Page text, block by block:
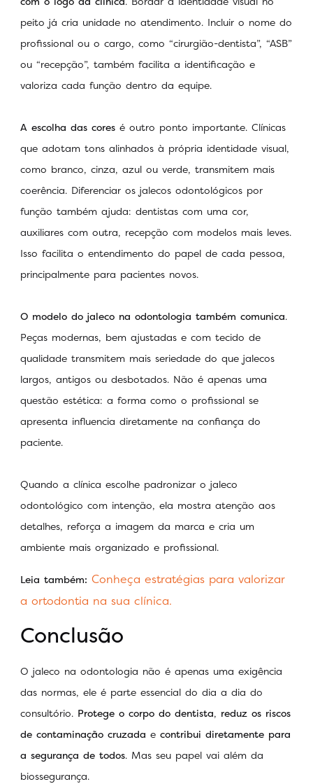
peito já cria unidade no atendimento. Incluir o nome do
profissional ou o cargo, como “cirurgião-dentista”, “ASB”
ou “recepção”, também facilita a identificação e
valoriza cada função dentro da equipe.
A escolha das cores é outro ponto importante. Clínicas
que adotam tons alinhados à própria identidade visual,
como branco, cinza, azul ou verde, transmitem mais
coerência. Diferenciar os jalecos odontológicos por
função também ajuda: dentistas com uma cor,
auxiliares com outra, recepção com modelos mais leves.
Isso facilita o entendimento do papel de cada pessoa,
principalmente para pacientes novos.
O modelo do jaleco na odontologia também comunica.
Peças modernas, bem ajustadas e com tecido de
qualidade transmitem mais seriedade do que jalecos
largos, antigos ou desbotados. Não é apenas uma
questão estética: a forma como o profissional se
apresenta influencia diretamente na confiança do
paciente.
Quando a clínica escolhe padronizar o jaleco
odontológico com intenção, ela mostra atenção aos
detalhes, reforça a imagem da marca e cria um
ambiente mais organizado e profissional.
Leia também: Conheça estratégias para valorizar
a ortodontia na sua clínica.
Conclusão
O jaleco na odontologia não é apenas uma exigência
das normas, ele é parte essencial do dia a dia do
consultório. Protege o corpo do dentista, reduz os riscos
de contaminação cruzada e contribui diretamente para
a segurança de todos. Mas seu papel vai além da
biossegurança.